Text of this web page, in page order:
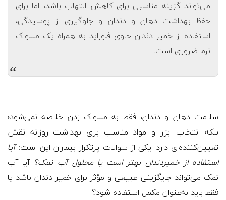
می‌تواند گزینه مناسبی برای کاهش التهاب باشد، اما برای
حفظ بهداشت دهان و دندان و جلوگیری از پوسیدگی،
استفاده از خمیر دندان حاوی فلوراید به همراه یک مسواک
نرم ضروری است.
“
سلامت دهان و دندان، فقط به مسواک زدن خلاصه نمی‌شود؛
بلکه انتخاب ابزار و مواد مناسب برای بهداشت روزانه نقش
تعیین‌کننده‌ای دارد. یکی از سوالات پرتکرار بیماران این است:آیا
استفاده از خمیردندان بهتر است یا محلول آب نمک؟ آیا آب
نمک می‌تواند جایگزینی طبیعی و مؤثر برای خمیر دندان باشد یا
فقط باید به‌عنوان مکمل استفاده شود؟